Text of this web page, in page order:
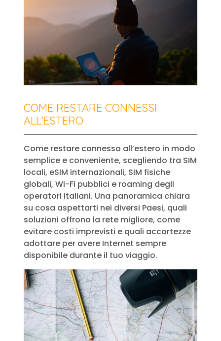
COME RESTARE CONNESSI
ALL’ESTERO
Come restare connesso all’estero in modo
semplice e conveniente, scegliendo tra SIM
locali, eSIM internazionali, SIM fisiche
globali, Wi-Fi pubblici e roaming degli
operatori italiani. Una panoramica chiara
su cosa aspettarti nei diversi Paesi, quali
soluzioni offrono la rete migliore, come
evitare costi imprevisti e quali accortezze
adottare per avere Internet sempre
disponibile durante il tuo viaggio.